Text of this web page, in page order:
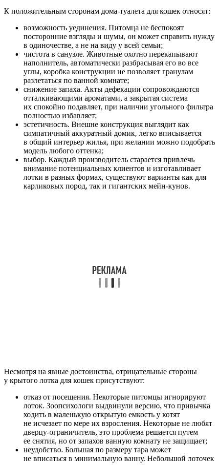
К положительным сторонам дома-туалета для кошек относят:
возможность уединения. Питомца не беспокоят
посторонние взгляды и шумы, он может справить нужду
в одиночестве, а не на виду у всей семьи;
чистота в санузле. Животные охотно перекапывают
наполнитель, автоматически разбрасывая его во все
углы, коробка конструкции не позволяет гранулам
разлетаться по ванной комнате;
снижение запаха. Акты дефекации сопровождаются
отталкивающими ароматами, а закрытая система
их спокойно подавляет, при наличии угольного фильтра
полностью избавляет;
эстетичность. Внешне конструкция выглядит как
симпатичный аккуратный домик, легко вписывается
в общий интерьер жилья, при желании можно подобрать
модель любого оттенка;
выбор. Каждый производитель старается привлечь
внимание потенциальных клиентов и изготавливает
лотки в разных формах, существуют варианты как для
карликовых пород, так и гигантских мейн-кунов.
Несмотря на явные достоинства, отрицательные стороны
у крытого лотка для кошек присутствуют:
отказ от посещения. Некоторые питомцы игнорируют
лоток. Зоопсихологи выдвинули версию, что привычка
ходить в маленькую открытую емкость у котят
не исчезает по мере их взросления. Некоторые не любят
дверцу-ограничитель, это проблема решается путем
ее снятия, но от запахов ванную комнату не защищает;
неудобство. Большая по размеру тара может
не вписаться в минимальную ванну. Небольшой лоточек